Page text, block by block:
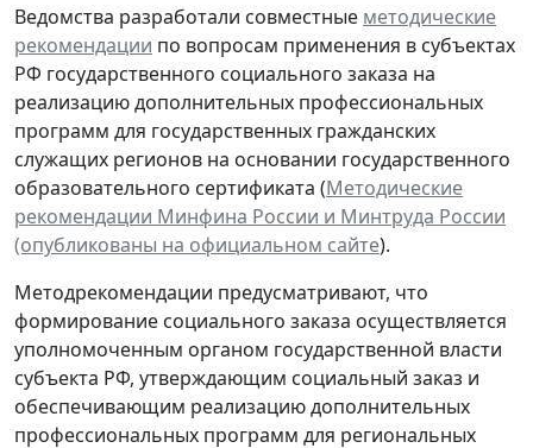
Ведомства разработали совместные методические
рекомендации по вопросам применения в субъектах
РФ государственного социального заказа на
реализацию дополнительных профессиональных
программ для государственных гражданских
служащих регионов на основании государственного
образовательного сертификата (Методические
рекомендации Минфина России и Минтруда России
(опубликованы на официальном сайте).
Методрекомендации предусматривают, что
формирование социального заказа осуществляется
уполномоченным органом государственной власти
субъекта РФ, утверждающим социальный заказ и
обеспечивающим реализацию дополнительных
профессиональных программ для региональных